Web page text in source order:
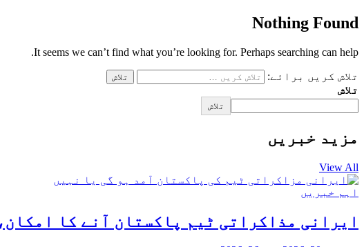
Nothing Found
It seems we can’t find what you’re looking for. Perhaps searching can help.
تلاش کریں برائے:
تلاش
تلاش
مزید خبریں
View All
اہم خبریں
ایرانی مذاکراتی ٹیم پاکستان آنے کا